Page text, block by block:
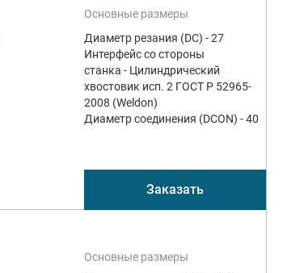
Основные размеры
Диаметр резания (DC) - 27
Интерфейс со стороны
станка - Цилиндрический
хвостовик исп. 2 ГОСТ Р 52965-
2008 (Weldon)
Диаметр соединения (DCON) - 40
Заказать
Основные размеры